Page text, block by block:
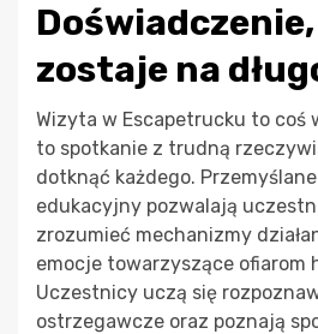
zostaje na
Wizyta w Escapetrucku to coś
to spotkanie z trudną
dotknąć każdego.
edukacyjny pozwalają
zrozumieć mechanizmy
emocje towarzyszące ofiarom
Uczestnicy uczą się
ostrzegawcze oraz poznają